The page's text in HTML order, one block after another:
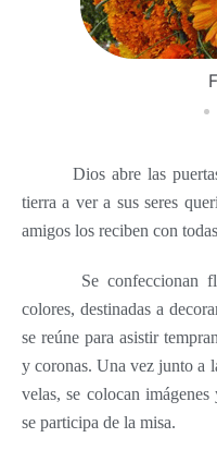
Dios abre las
tierra a ver a sus seres
amigos los reciben con
Se confeccionan
colores, destinadas a
se reúne para asistir
y coronas. Una vez junto a
velas, se colocan
se participa de la misa.